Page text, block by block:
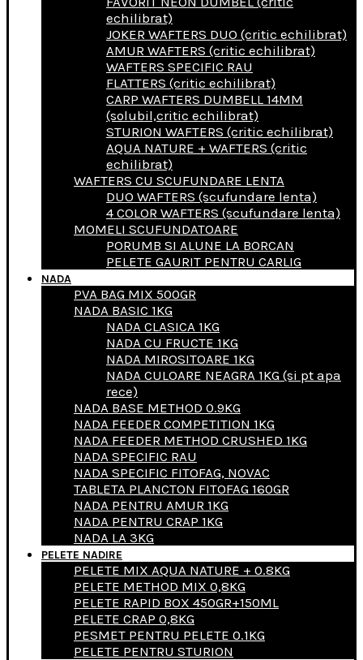
echilibrat)
JOKER WAFTERS DUO (critic echilibrat)
AMUR WAFTERS (critic echilibrat)
WAFTERS SPECIFIC RAU
FLATTERS (critic echilibrat)
CARP WAFTERS DUMBELL 14MM
(solubil,critic echilibrat)
STURION WAFTERS (critic echilibrat)
AQUA NATURE + WAFTERS (critic
echilibrat)
WAFTERS CU SCUFUNDARE LENTA
DUO WAFTERS (scufundare lenta)
4 COLOR WAFTERS (scufundare lenta)
MOMELI SCUFUNDATOARE
PORUMB SI ALUNE LA BORCAN
PELETE GAURIT PENTRU CARLIG
NADA
PVA BAG MIX 500GR
NADA BASIC 1KG
NADA CLASICA 1KG
NADA CU FRUCTE 1KG
NADA MIROSITOARE 1KG
NADA CULOARE NEAGRA 1KG (si pt apa
rece)
NADA BASE METHOD 0.9KG
NADA FEEDER COMPETITION 1KG
NADA FEEDER METHOD CRUSHED 1KG
NADA SPECIFIC RAU
NADA SPECIFIC FITOFAG, NOVAC
TABLETA PLANCTON FITOFAG 160GR
NADA PENTRU AMUR 1KG
NADA PENTRU CRAP 1KG
NADA LA 3KG
PELETE NADIRE
PELETE MIX AQUA NATURE + 0.8KG
PELETE METHOD MIX 0,8KG
PELETE RAPID BOX 450GR+150ML
PELETE CRAP 0,8KG
PESMET PENTRU PELETE 0.1KG
PELETE PENTRU STURION